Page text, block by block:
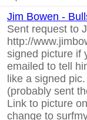
Jim Bowen -
Sent request to
http://
signed picture if
emailed to tell
like a signed
(probably sent
Link to picture
change to